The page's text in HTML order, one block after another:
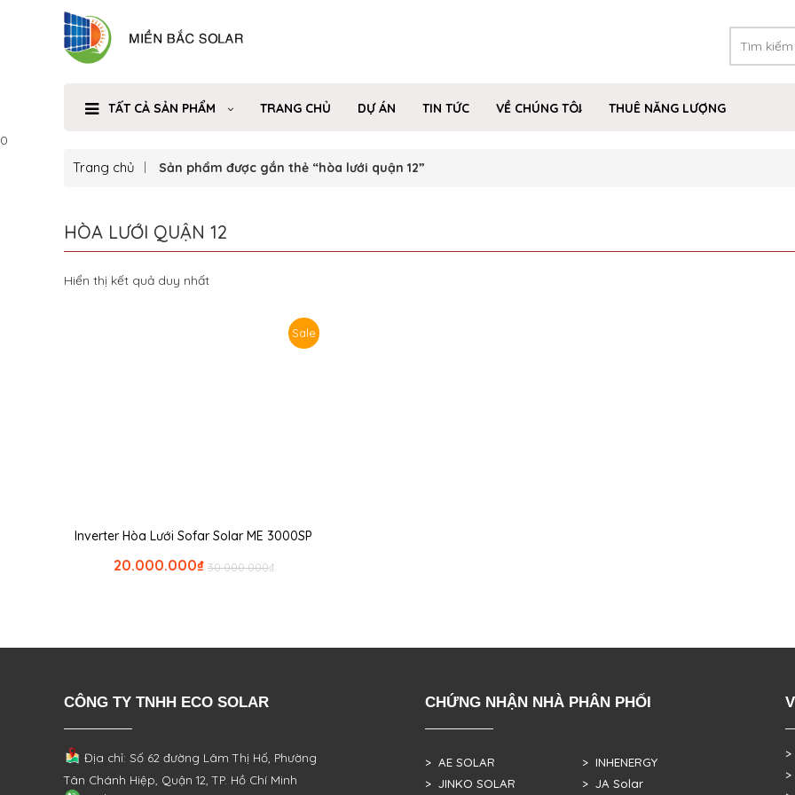
TẤT CẢ SẢN PHẨM TRANG CHỦ DỰ ÁN TIN TỨC VỀ CHÚNG TÔI
THUÊ NĂNG LƯỢNG
0
Trang chủ Sản phẩm được gắn thẻ “hòa lưới quận 12”
HÒA LƯỚI QUẬN 12
Hiển thị kết quả duy nhất
Sale
Inverter Hòa Lưới Sofar Solar ME 3000SP
₫
30.000.000
₫
20.000.000
CÔNG TY TNHH ECO SOLAR
Địa chỉ: Số 62 đường Lâm Thị Hố, Phường
Tân Chánh Hiệp, Quận 12, TP. Hồ Chí Minh
CHỨNG NHẬN NHÀ PHÂN PHỐI
> AE SOLAR
> JINKO SOLAR
> INHENERGY
> JA Solar
>